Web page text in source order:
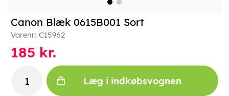
Canon Blæk 0615B001 Sort
Varenr: C15962
185 kr.
Læg i indkøbsvognen